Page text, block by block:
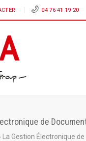
04 76 41 19 20
de
La Gestion Électronique